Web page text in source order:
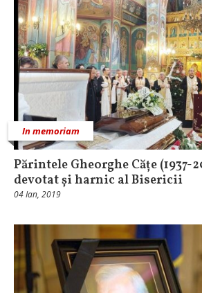
In memoriam
Părintele Gheorghe Cățe (1937-
devotat și harnic al Bisericii
04 Ian, 2019